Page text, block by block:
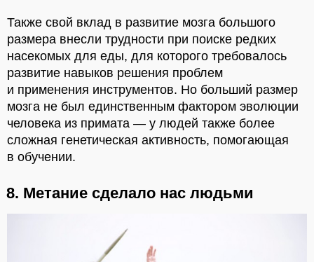
Также свой вклад в развитие мозга большого
размера внесли трудности при поиске редких
насекомых для еды, для которого требовалось
развитие навыков решения проблем
и применения инструментов. Но больший размер
мозга не был единственным фактором эволюции
человека из примата — у людей также более
сложная генетическая активность, помогающая
в обучении.
8. Метание сделало нас людьми